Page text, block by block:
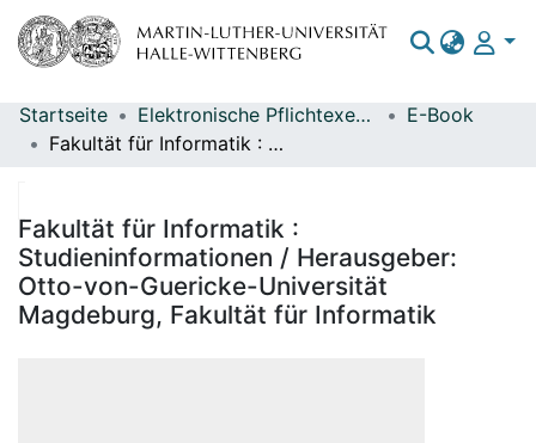
Bereiche & Sammlungen
Statistiken
Startseite Elektronische Pflichtexemplare
E-Book
Fakultät für Informatik : Studieninformationen / Herausgeber: Otto-von-Guericke-Universität Magdeburg, Fakultät für Informatik
Fakultät für Informatik :
Studieninformationen / Herausgeber:
Otto-von-Guericke-Universität
Magdeburg, Fakultät für Informatik